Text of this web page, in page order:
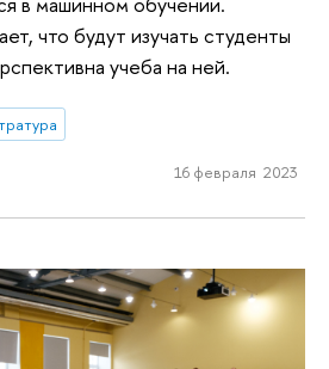
что будут изучать студенты
учеба на ней.
16 февраля 2023